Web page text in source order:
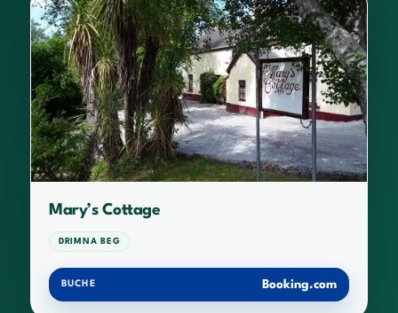
Mary’s Cottage
DRIMNA BEG
BUCHE Booking.com